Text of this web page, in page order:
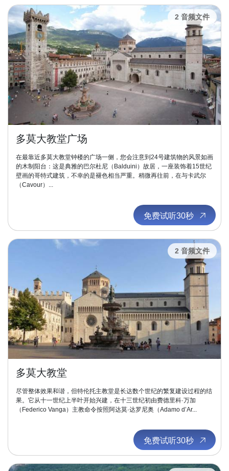
2 音频文件
多莫大教堂广场
在最靠近多莫大教堂钟楼的广场一侧，您会注意到24号建筑物的风景如画
的木制阳台：这是典雅的巴尔杜尼（Balduini）故居，一座装饰着15世纪
壁画的哥特式建筑，不幸的是褪色相当严重。稍微再往前，在与卡武尔
（Cavour）...
免费试听30秒
2 音频文件
多莫大教堂
尽管整体效果和谐，但特伦托主教堂是长达数个世纪的繁复建设过程的结
果。它从十一世纪上半叶开始兴建，在十三世纪初由费德里科·万加
（Federico Vanga）主教命令按照阿达莫·达罗尼奥（Adamo d’Ar...
免费试听30秒